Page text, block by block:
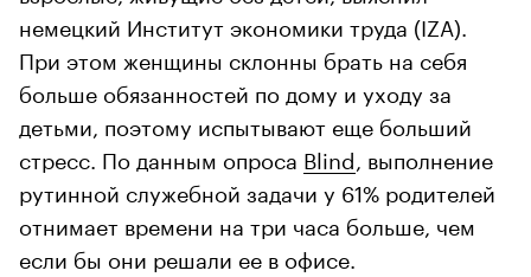
немецкий Институт экономики труда (IZA).
При этом женщины склонны брать на себя
больше обязанностей по дому и уходу за
детьми, поэтому испытывают еще больший
стресс. По данным опроса Blind , выполнение
рутинной служебной задачи у 61% родителей
отнимает времени на три часа больше, чем
если бы они решали ее в офисе.